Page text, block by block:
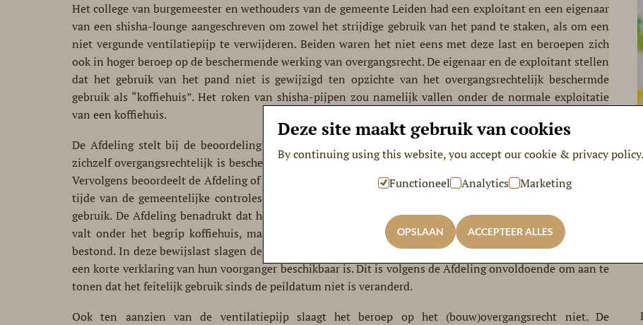
Het college van burgemeester en wethouders van de gemeente Leiden had een exploitant en een eigenaar
van een shisha-lounge aangeschreven om zowel het strijdige gebruik van het pand te staken, als om een
niet vergunde ventilatiepijp te verwijderen. Beiden waren het niet eens met deze last en beroepen zich
ook in hoger beroep op de beschermende werking van overgangsrecht. De eigenaar en de exploitant stellen
dat het gebruik van het pand niet is gewijzigd ten opzichte van het overgangsrechtelijk beschermde
gebruik als “koffiehuis”. Het roken van shisha-pijpen zou namelijk vallen onder de normale exploitatie
van een koffiehuis.
De Afdeling stelt bij de beoordeling van het hoger beroep eerst vast dat het gebruik van het pand op
zichzelf overgangsrechtelijk is beschermd op basis van het op de peildatum vigerende bestemmingsplan.
Vervolgens beoordeelt de Afdeling of voldoende aannemelijk is gemaakt dat het gebruik van het pand ten
tijde van de gemeentelijke controles niet is gewijzigd ten opzichte van het op de peildatum bestaande
gebruik. De Afdeling benadrukt dat het daarbij niet gaat om de discussie of het roken van shisha-pijpen
valt onder het begrip koffiehuis, maar wel de vraag of dit gebruik op de peildatum feitelijk gezien al
bestond. In deze bewijslast slagen de exploitant en de eigenaar niet, omdat naar de peildatum toe alleen
een korte verklaring van hun voorganger beschikbaar is. Dit is volgens de Afdeling onvoldoende om aan te
tonen dat het feitelijk gebruik sinds de peildatum niet is veranderd.
Ook ten aanzien van de ventilatiepijp slaagt het beroep op het (bouw)overgangsrecht niet. De
Deze site maakt gebruik van cookies
By continuing using this website, you accept our cookie & privacy policy.
Functioneel
Analytics Marketing
OPSLAAN ACCEPTEER ALLES